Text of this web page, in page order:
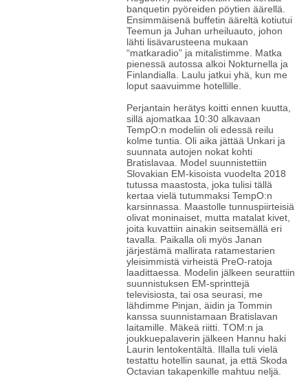
banquetin pyöreiden pöytien äärellä.
Ensimmäisenä buffetin ääreltä kotiutui
Teemun ja Juhan urheiluauto, johon
lähti lisävarusteena mukaan
“matkaradio” ja mitalistimme. Matka
pienessä autossa alkoi Nokturnella ja
Finlandialla. Laulu jatkui yhä, kun me
loput saavuimme hotellille.
Perjantain herätys koitti ennen kuutta,
sillä ajomatkaa 10:30 alkavaan
TempO:n modeliin oli edessä reilu
kolme tuntia. Oli aika jättää Unkari ja
suunnata autojen nokat kohti
Bratislavaa. Model suunnistettiin
Slovakian EM-kisoista vuodelta 2018
tutussa maastosta, joka tulisi tällä
kertaa vielä tutummaksi TempO:n
karsinnassa. Maastolle tunnuspiirteisiä
olivat moninaiset, mutta matalat kivet,
joita kuvattiin ainakin seitsemällä eri
tavalla. Paikalla oli myös Janan
järjestämä mallirata ratamestarien
yleisimmistä virheistä PreO-ratoja
laadittaessa. Modelin jälkeen seurattiin
suunnistuksen EM-sprinttejä
televisiosta, tai osa seurasi, me
lähdimme Pinjan, äidin ja Tommin
kanssa suunnistamaan Bratislavan
laitamille. Mäkeä riitti. TOM:n ja
joukkuepalaverin jälkeen Hannu haki
Laurin lentokentältä. Illalla tuli vielä
testattu hotellin saunat, ja että Skoda
Octavian takapenkille mahtuu neljä.